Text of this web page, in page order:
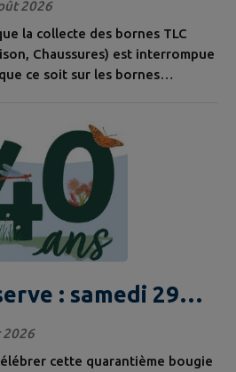
déchèteries)
2026
la collecte des bornes TLC
Chaussures) est interrompue
ce soit sur les bornes
à domicile et ne pas les
TLC, qu'elles soient situées en
: samedi 29
2026
cette quarantième bougie